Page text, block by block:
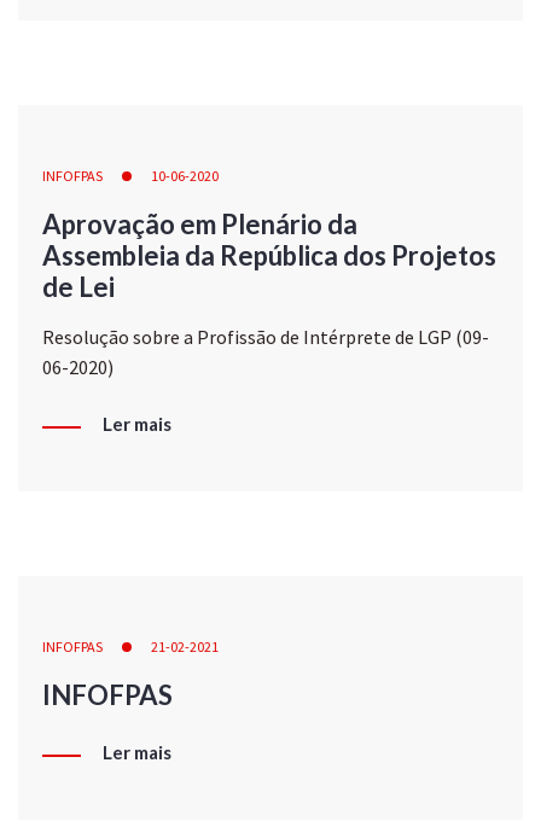
INFOFPAS 10-06-2020
Aprovação em Plenário da
Assembleia da República dos Projetos
de Lei
Resolução sobre a Profissão de Intérprete de LGP (09-
06-2020)
Ler mais
INFOFPAS 21-02-2021
INFOFPAS
Ler mais